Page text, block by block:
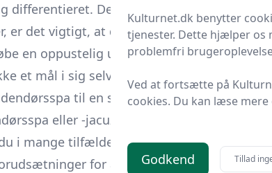
differentieret. Derfor har det selvfølgelig
er det vigtigt, at du har fokus på at sikre,
en oppustelig udendørs jacuzzi.
et mål i sig selv, at den skal være billig.
til en stærkt nedsat pris. For at
eller -jacuzzi, skal du købe den på
i mange tilfælde også være heldig at finde
for at opnå en stor besparelse
Kulturnet.dk benytter
tjenester. Dette hjælper os
problemfri
Ved at fortsætte på
cookies. Du kan læse
Godkend Tillad